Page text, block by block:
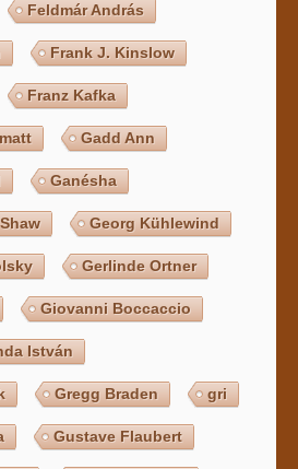
Feldmár András
Frank J. Kinslow
Franz Kafka
Gadd Ann
Ganésha
Georg Kühlewind
Gerlinde Ortner
Giovanni Boccaccio
István
Gregg Braden gri
Gustave Flaubert